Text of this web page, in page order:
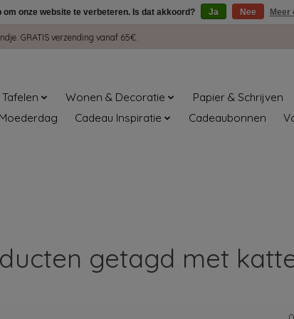
GRATIS verzending vanaf 65€.
Wonen & Decoratie Papier & Schrijven
Moederdag Cadeau Inspiratie Cadeaubonnen
getagd met
om onze website te verbeteren. Is dat akkoord? Ja Nee Meer